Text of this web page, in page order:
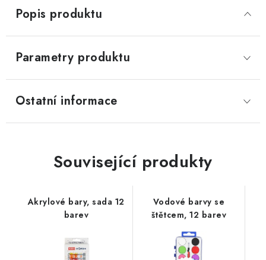
Popis produktu
Parametry produktu
Ostatní informace
Související produkty
Akrylové bary, sada 12
barev
Vodové barvy se
štětcem, 12 barev